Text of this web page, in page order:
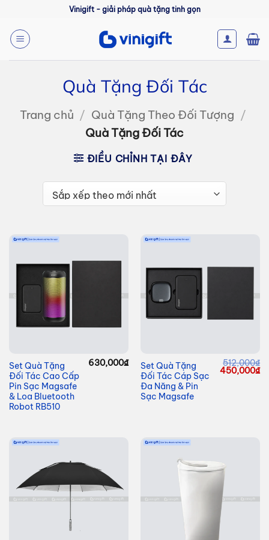
nội
dung
Vinigift - giải pháp quà tặng tinh gọn
Quà Tặng Đối Tác
Trang chủ / Quà Tặng Theo Đối Tượng /
Quà Tặng Đối Tác
ĐIỀU CHỈNH TẠI ĐÂY
Set Quà Tặng
Đối Tác Cao Cấp
Pin Sạc Magsafe
& Loa Bluetooth
Robot RB510
630,000₫
Set Quà Tặng
Đối Tác Cáp Sạc
Đa Năng & Pin
Sạc Magsafe
512,000₫
Giá
450,000₫